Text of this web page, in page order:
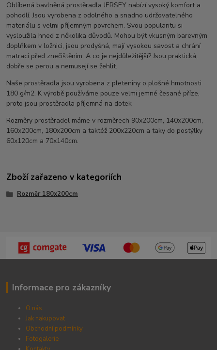
Oblíbená bavlněná prostěradla JERSEY nabízí vysoký komfort a
pohodlí. Jsou vyrobena z odolného a snadno udržovatelného
materiálu s velmi příjemným povrchem. Svou popularitu si
vysloužila hned z několika důvodů. Mohou být vkusným barevným
doplňkem v ložnici, jsou prodyšná, mají vysokou savost a chrání
matraci před znečištěním. A co je nejdůležitější? Jsou praktická,
dobře se perou a nemusejí se žehlit.
Naše prostěradla jsou vyrobena z pleteniny o plošné hmotnosti
180 g/m2. K výrobě používáme pouze velmi jemné česané příze,
proto jsou prostěradla příjemná na dotek
Rozměry prostěradel máme v rozměrech 90x200cm, 140x200cm,
160x200cm, 180x200cm a taktéž 200x220cm a taky do postýlky
60x120cm a 70x140cm.
Zboží zařazeno v kategoriích
Rozměr 180x200cm
Informace pro zákazníky
O nás
Jak nakupovat
Obchodní podmínky
Fotogalerie